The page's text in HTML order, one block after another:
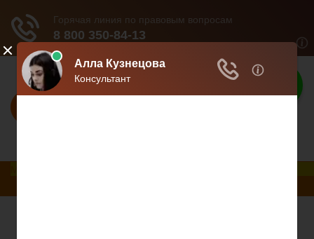
Взвешенное
решение